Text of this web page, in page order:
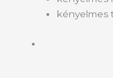
kényelmes